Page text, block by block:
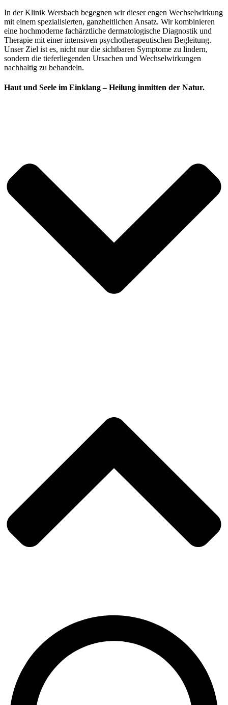
In der Klinik Wersbach begegnen wir dieser engen Wechselwirkung
mit einem spezialisierten, ganzheitlichen Ansatz. Wir kombinieren
eine hochmoderne fachärztliche dermatologische Diagnostik und
Therapie mit einer intensiven psychotherapeutischen Begleitung.
Unser Ziel ist es, nicht nur die sichtbaren Symptome zu lindern,
sondern die tieferliegenden Ursachen und Wechselwirkungen
nachhaltig zu behandeln.
Haut und Seele im Einklang – Heilung inmitten der Natur.